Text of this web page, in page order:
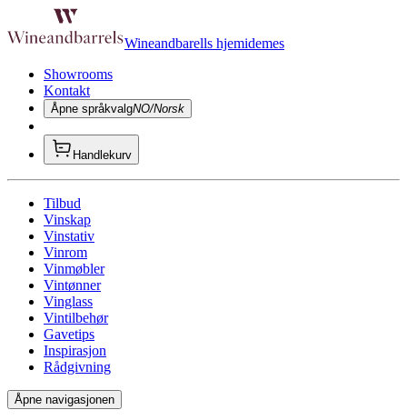
Wineandbarells hjemidemes
Showrooms
Kontakt
Åpne språkvalgNO/Norsk
Handlekurv
Tilbud
Vinskap
Vinstativ
Vinrom
Vinmøbler
Vintønner
Vinglass
Vintilbehør
Gavetips
Inspirasjon
Rådgivning
Åpne navigasjonen